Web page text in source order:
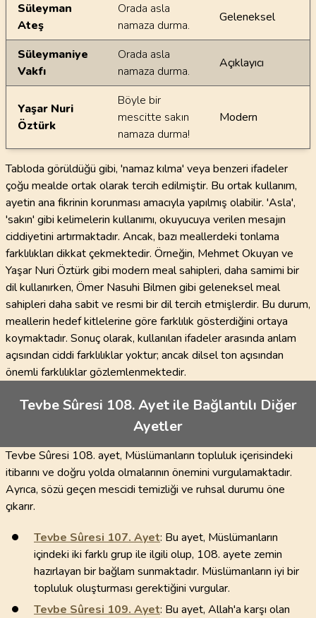
Süleyman
Ateş
Orada asla
namaza durma.
Geleneksel
Süleymaniye
Vakfı
Orada asla
namaza durma.
Açıklayıcı
Yaşar Nuri
Öztürk
Böyle bir
mescitte sakın
namaza durma!
Modern
Tabloda görüldüğü gibi, 'namaz kılma' veya benzeri ifadeler
çoğu mealde ortak olarak tercih edilmiştir. Bu ortak kullanım,
ayetin ana fikrinin korunması amacıyla yapılmış olabilir. 'Asla',
'sakın' gibi kelimelerin kullanımı, okuyucuya verilen mesajın
ciddiyetini artırmaktadır. Ancak, bazı meallerdeki tonlama
farklılıkları dikkat çekmektedir. Örneğin, Mehmet Okuyan ve
Yaşar Nuri Öztürk gibi modern meal sahipleri, daha samimi bir
dil kullanırken, Ömer Nasuhi Bilmen gibi geleneksel meal
sahipleri daha sabit ve resmi bir dil tercih etmişlerdir. Bu durum,
meallerin hedef kitlelerine göre farklılık gösterdiğini ortaya
koymaktadır. Sonuç olarak, kullanılan ifadeler arasında anlam
açısından ciddi farklılıklar yoktur; ancak dilsel ton açısından
önemli farklılıklar gözlemlenmektedir.
Tevbe Sûresi 108. Ayet ile Bağlantılı Diğer
Ayetler
Tevbe Sûresi 108. ayet, Müslümanların topluluk içerisindeki
itibarını ve doğru yolda olmalarının önemini vurgulamaktadır.
Ayrıca, sözü geçen mescidi temizliği ve ruhsal durumu öne
çıkarır.
Tevbe Sûresi 107. Ayet: Bu ayet, Müslümanların
içindeki iki farklı grup ile ilgili olup, 108. ayete zemin
hazırlayan bir bağlam sunmaktadır. Müslümanların iyi bir
topluluk oluşturması gerektiğini vurgular.
Tevbe Sûresi 109. Ayet: Bu ayet, Allah'a karşı olan